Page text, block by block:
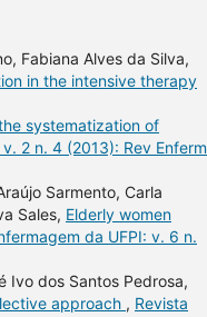
Fabiana Alves da Silva,
in the intensive therapy
systematization of
2 n. 4 (2013): Rev Enferm
Sarmento, Carla
Sales, Elderly women
da UFPI: v. 6 n.
Ivo dos Santos Pedrosa,
approach , Revista